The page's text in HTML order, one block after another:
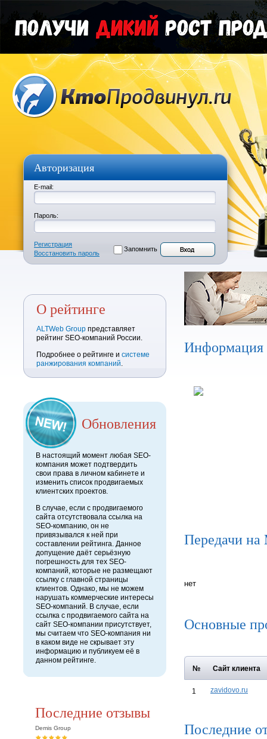
Авторизация
E-mail:
Пароль:
Регистрация
Восстановить пароль
Запомнить
О рейтинге
ALTWeb Group представляет
рейтинг SEO-компаний России.
Подробнее о рейтинге и системе
ранжирования компаний.
Обновления
В настоящий момент любая SEO-
компания может подтвердить
свои права в личном кабинете и
изменить список продвигаемых
клиентских проектов.
В случае, если с продвигаемого
сайта отсутствовала ссылка на
SEO-компанию, он не
привязывался к ней при
составлении рейтинга. Данное
допущение даёт серьёзную
погрешность для тех SEO-
компаний, которые не размещают
ссылку с главной страницы
клиентов. Однако, мы не можем
нарушать коммерческие интересы
SEO-компаний. В случае, если
ссылка с продвигаемого сайта на
сайт SEO-компании присутствует,
мы считаем что SEO-компания ни
в каком виде не скрывает эту
информацию и публикуем её в
данном рейтинге.
Последние отзывы
Demis Group
Информация
Передачи на
нет
Основные
№ Сайт клиента
1 zavidovo.ru
Последние